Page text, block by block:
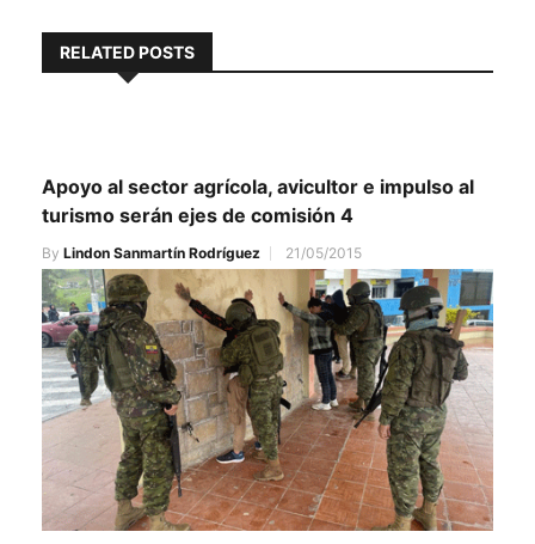
RELATED POSTS
Apoyo al sector agrícola, avicultor e impulso al
turismo serán ejes de comisión 4
By Lindon Sanmartín Rodríguez 21/05/2015